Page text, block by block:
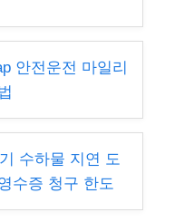
안전운전 마일리
수하물 지연 도
수증 청구 한도